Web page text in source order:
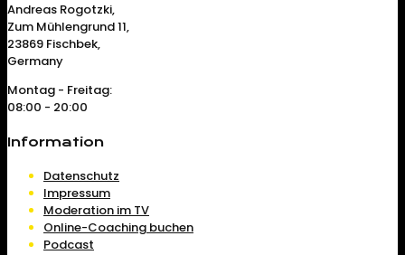
Andreas Rogotzki,
Zum Mühlengrund 11,
23869 Fischbek,
Germany
Montag - Freitag:
08:00 - 20:00
Information
Datenschutz
Impressum
Moderation im TV
Online-Coaching buchen
Podcast